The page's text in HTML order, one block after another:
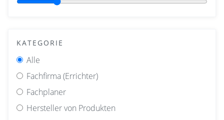
KATEGORIE
Alle
Fachfirma (Errichter)
Fachplaner
Hersteller von Produkten